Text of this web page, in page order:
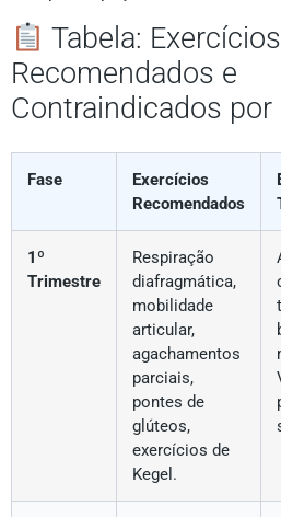
Tabela: Exercícios
Recomendados e
Contraindicados por
Fase
Exercícios
Recomendados
1º
Trimestre
Respiração
diafragmática,
mobilidade
articular,
agachamentos
parciais,
pontes de
glúteos,
exercícios de
Kegel.